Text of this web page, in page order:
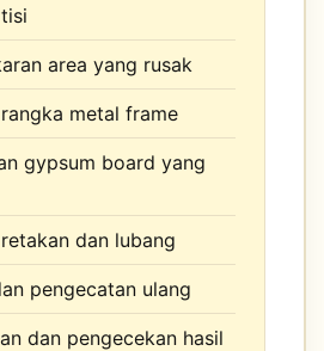
area yang rusak
metal frame
gypsum board yang
dan lubang
pengecatan ulang
dan pengecekan hasil